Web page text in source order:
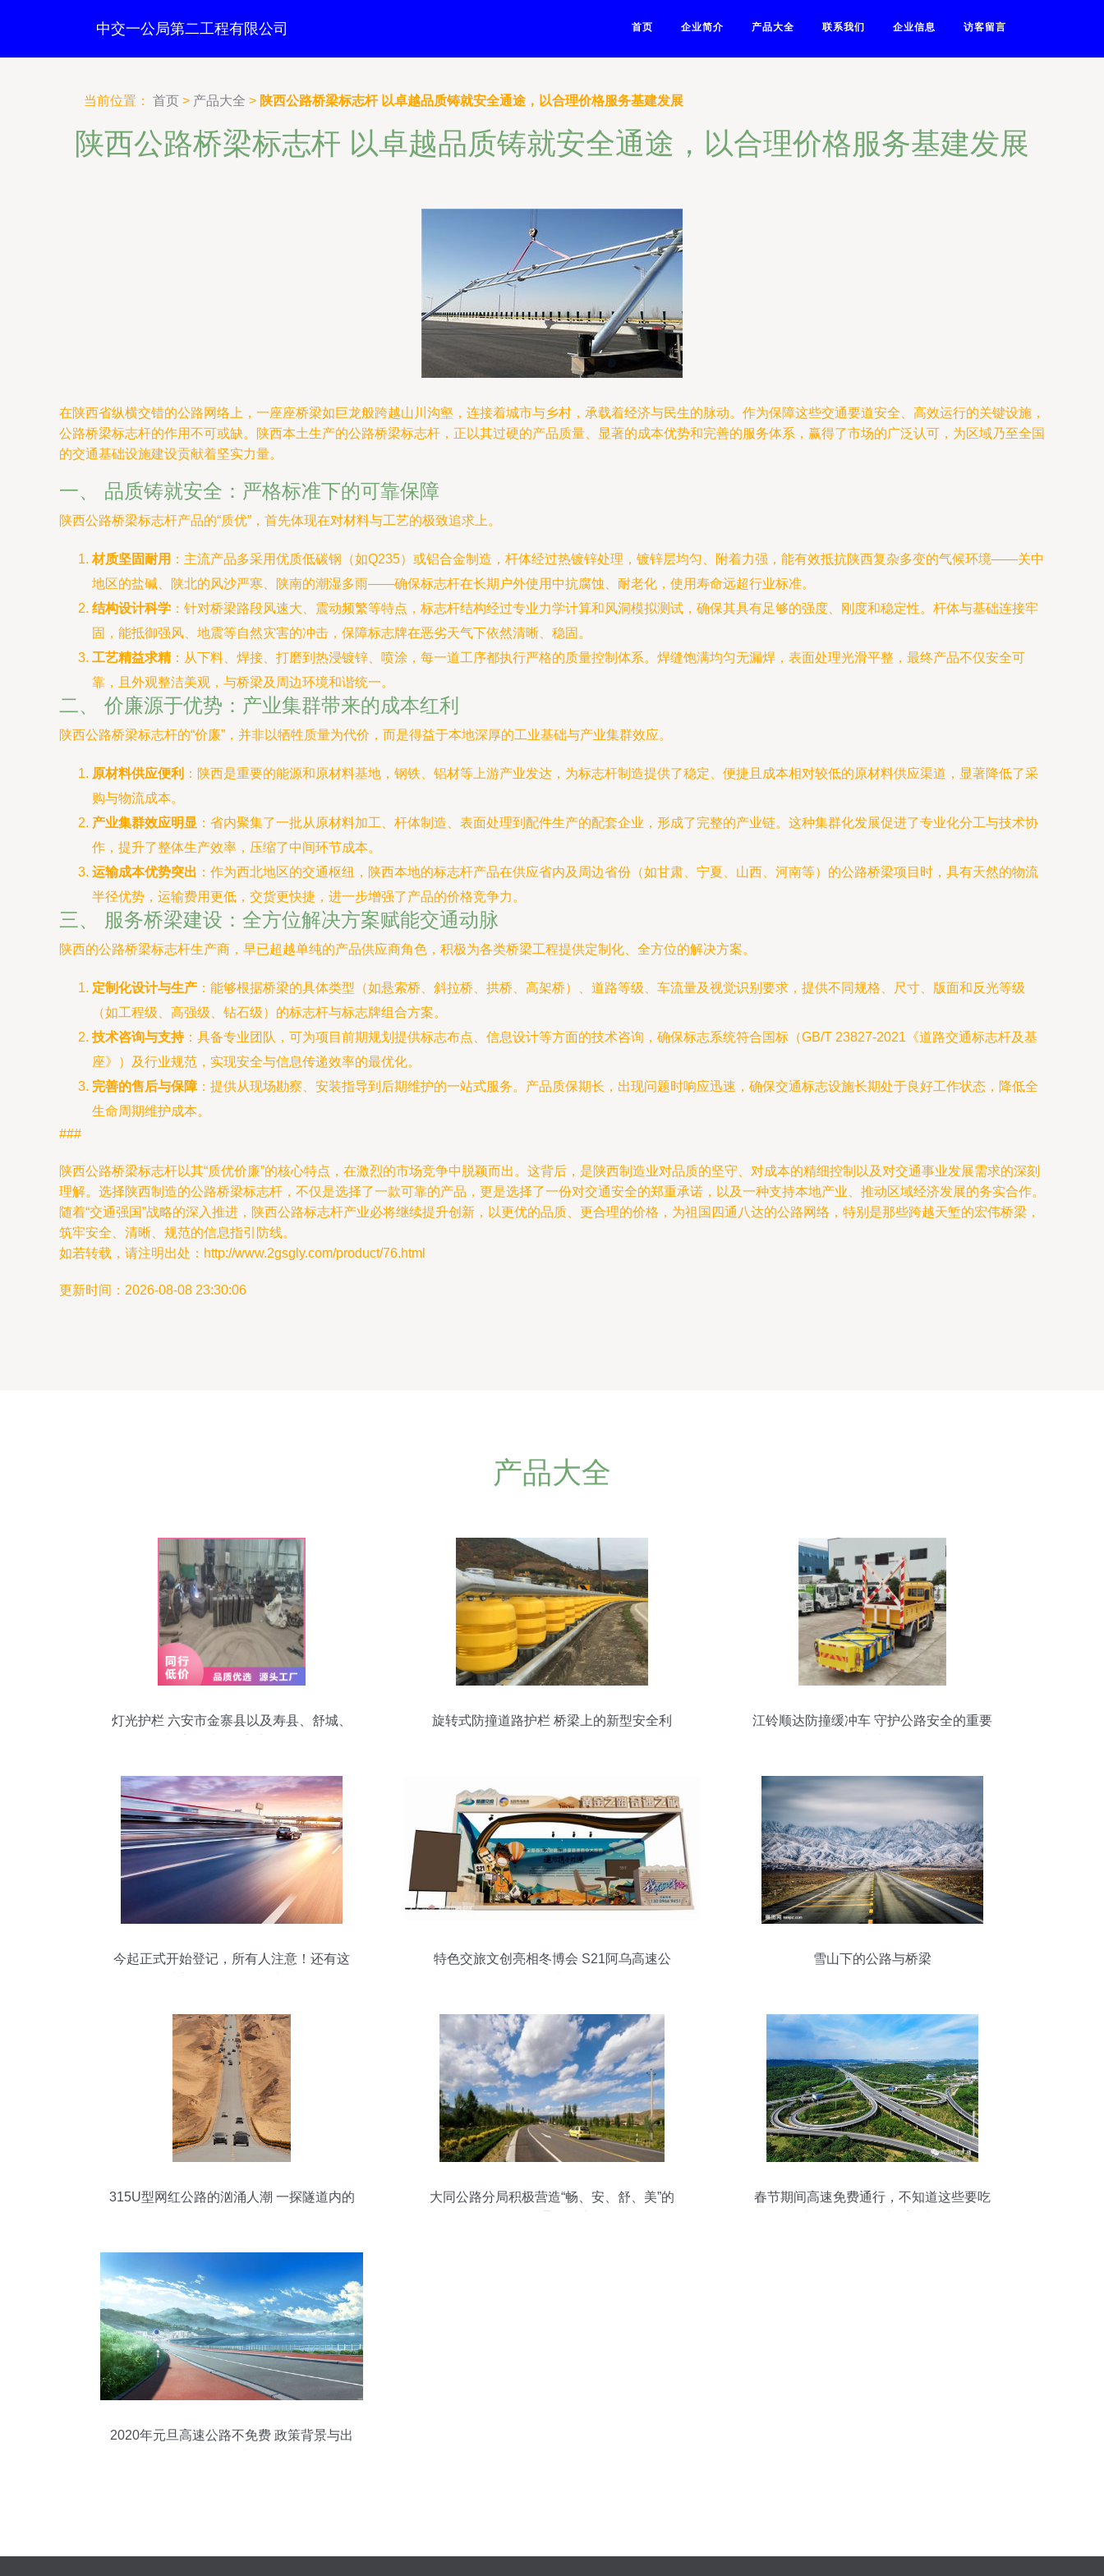
中交一公局第二工程有限公司 首页 企业简介 产品大全 联系我们 企业信息 访客留言
当前位置： 首页 > 产品大全 > 陕西公路桥梁标志杆 以卓越品质铸就安全通途，以合理价格服务基建发展
陕西公路桥梁标志杆 以卓越品质铸就安全通途，以合理价格服务基建发展
在陕西省纵横交错的公路网络上，一座座桥梁如巨龙般跨越山川沟壑，连接着城市与乡村，承载着经济与民生的脉动。作为保障这些交通要道安全、高效运行的关键设施，
公路桥梁标志杆的作用不可或缺。陕西本土生产的公路桥梁标志杆，正以其过硬的产品质量、显著的成本优势和完善的服务体系，赢得了市场的广泛认可，为区域乃至全国
的交通基础设施建设贡献着坚实力量。
一、 品质铸就安全：严格标准下的可靠保障
陕西公路桥梁标志杆产品的“质优”，首先体现在对材料与工艺的极致追求上。
材质坚固耐用 ：主流产品多采用优质低碳钢（如Q235）或铝合金制造，杆体经过热镀锌处理，镀锌层均匀、附着力强，能有效抵抗陕西复杂多变的气候环境——关中
地区的盐碱、陕北的风沙严寒、陕南的潮湿多雨——确保标志杆在长期户外使用中抗腐蚀、耐老化，使用寿命远超行业标准。
结构设计科学 ：针对桥梁路段风速大、震动频繁等特点，标志杆结构经过专业力学计算和风洞模拟测试，确保其具有足够的强度、刚度和稳定性。杆体与基础连接牢
固，能抵御强风、地震等自然灾害的冲击，保障标志牌在恶劣天气下依然清晰、稳固。
工艺精益求精：从下料、焊接、打磨到热浸镀锌、喷涂，每一道工序都执行严格的质量控制体系。焊缝饱满均匀无漏焊，表面处理光滑平整，最终产品不仅安全可
靠，且外观整洁美观，与桥梁及周边环境和谐统一。
二、 价廉源于优势：产业集群带来的成本红利
陕西公路桥梁标志杆的“价廉”，并非以牺牲质量为代价，而是得益于本地深厚的工业基础与产业集群效应。
原材料供应便利 ：陕西是重要的能源和原材料基地，钢铁、铝材等上游产业发达，为标志杆制造提供了稳定、便捷且成本相对较低的原材料供应渠道，显著降低了采
购与物流成本。
产业集群效应明显 ：省内聚集了一批从原材料加工、杆体制造、表面处理到配件生产的配套企业，形成了完整的产业链。这种集群化发展促进了专业化分工与技术协
作，提升了整体生产效率，压缩了中间环节成本。
运输成本优势突出 ：作为西北地区的交通枢纽，陕西本地的标志杆产品在供应省内及周边省份（如甘肃、宁夏、山西、河南等）的公路桥梁项目时，具有天然的物流
半径优势，运输费用更低，交货更快捷，进一步增强了产品的价格竞争力。
三、 服务桥梁建设：全方位解决方案赋能交通动脉
陕西的公路桥梁标志杆生产商，早已超越单纯的产品供应商角色，积极为各类桥梁工程提供定制化、全方位的解决方案。
定制化设计与生产 ：能够根据桥梁的具体类型（如悬索桥、斜拉桥、拱桥、高架桥）、道路等级、车流量及视觉识别要求，提供不同规格、尺寸、版面和反光等级
（如工程级、高强级、钻石级）的标志杆与标志牌组合方案。
技术咨询与支持：具备专业团队，可为项目前期规划提供标志布点、信息设计等方面的技术咨询，确保标志系统符合国标（GB/T 23827-2021《道路交通标志杆及基
座》）及行业规范，实现安全与信息传递效率的最优化。
完善的售后与保障：提供从现场勘察、安装指导到后期维护的一站式服务。产品质保期长，出现问题时响应迅速，确保交通标志设施长期处于良好工作状态，降低全
生命周期维护成本。
###
陕西公路桥梁标志杆以其“质优价廉”的核心特点，在激烈的市场竞争中脱颖而出。这背后，是陕西制造业对品质的坚守、对成本的精细控制以及对交通事业发展需求的深刻
理解。选择陕西制造的公路桥梁标志杆，不仅是选择了一款可靠的产品，更是选择了一份对交通安全的郑重承诺，以及一种支持本地产业、推动区域经济发展的务实合作。
随着“交通强国”战略的深入推进，陕西公路标志杆产业必将继续提升创新，以更优的品质、更合理的价格，为祖国四通八达的公路网络，特别是那些跨越天堑的宏伟桥梁，
筑牢安全、清晰、规范的信息指引防线。
如若转载，请注明出处：http://www.2gsgly.com/product/76.html
更新时间：2026-08-08 23:30:06
产品大全
灯光护栏 六安市金寨县以及寿县、舒城、
旋转式防撞道路护栏 桥梁上的新型安全利
江铃顺达防撞缓冲车 守护公路安全的重要
今起正式开始登记，所有人注意！还有这
特色交旅文创亮相冬博会 S21阿乌高速公
雪山下的公路与桥梁
315U型网红公路的汹涌人潮 一探隧道内的
大同公路分局积极营造“畅、安、舒、美”的
春节期间高速免费通行，不知道这些要吃
2020年元旦高速公路不免费 政策背景与出